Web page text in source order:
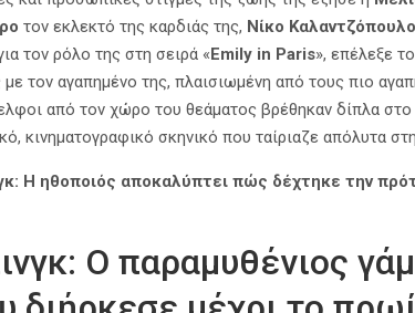
τον εκλεκτό της καρδιάς της, Νίκο
τον ρόλο της στη σειρά «Emily in Paris», επέλεξε
με τον αγαπημένο της, πλαισιωμένη από τους πιο
από τον χώρο του θεάματος βρέθηκαν δίπλα
κινηματογραφικό σκηνικό που ταίριαζε απόλυτα
Η ηθοποιός αποκαλύπτει πώς δέχτηκε την
Ο παραμυθένιος